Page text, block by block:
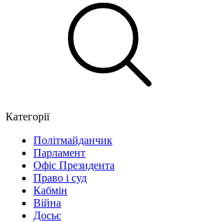
Категорії
Політмайданчик
Парламент
Офіс Президента
Право і суд
Кабмін
Війна
Досьє